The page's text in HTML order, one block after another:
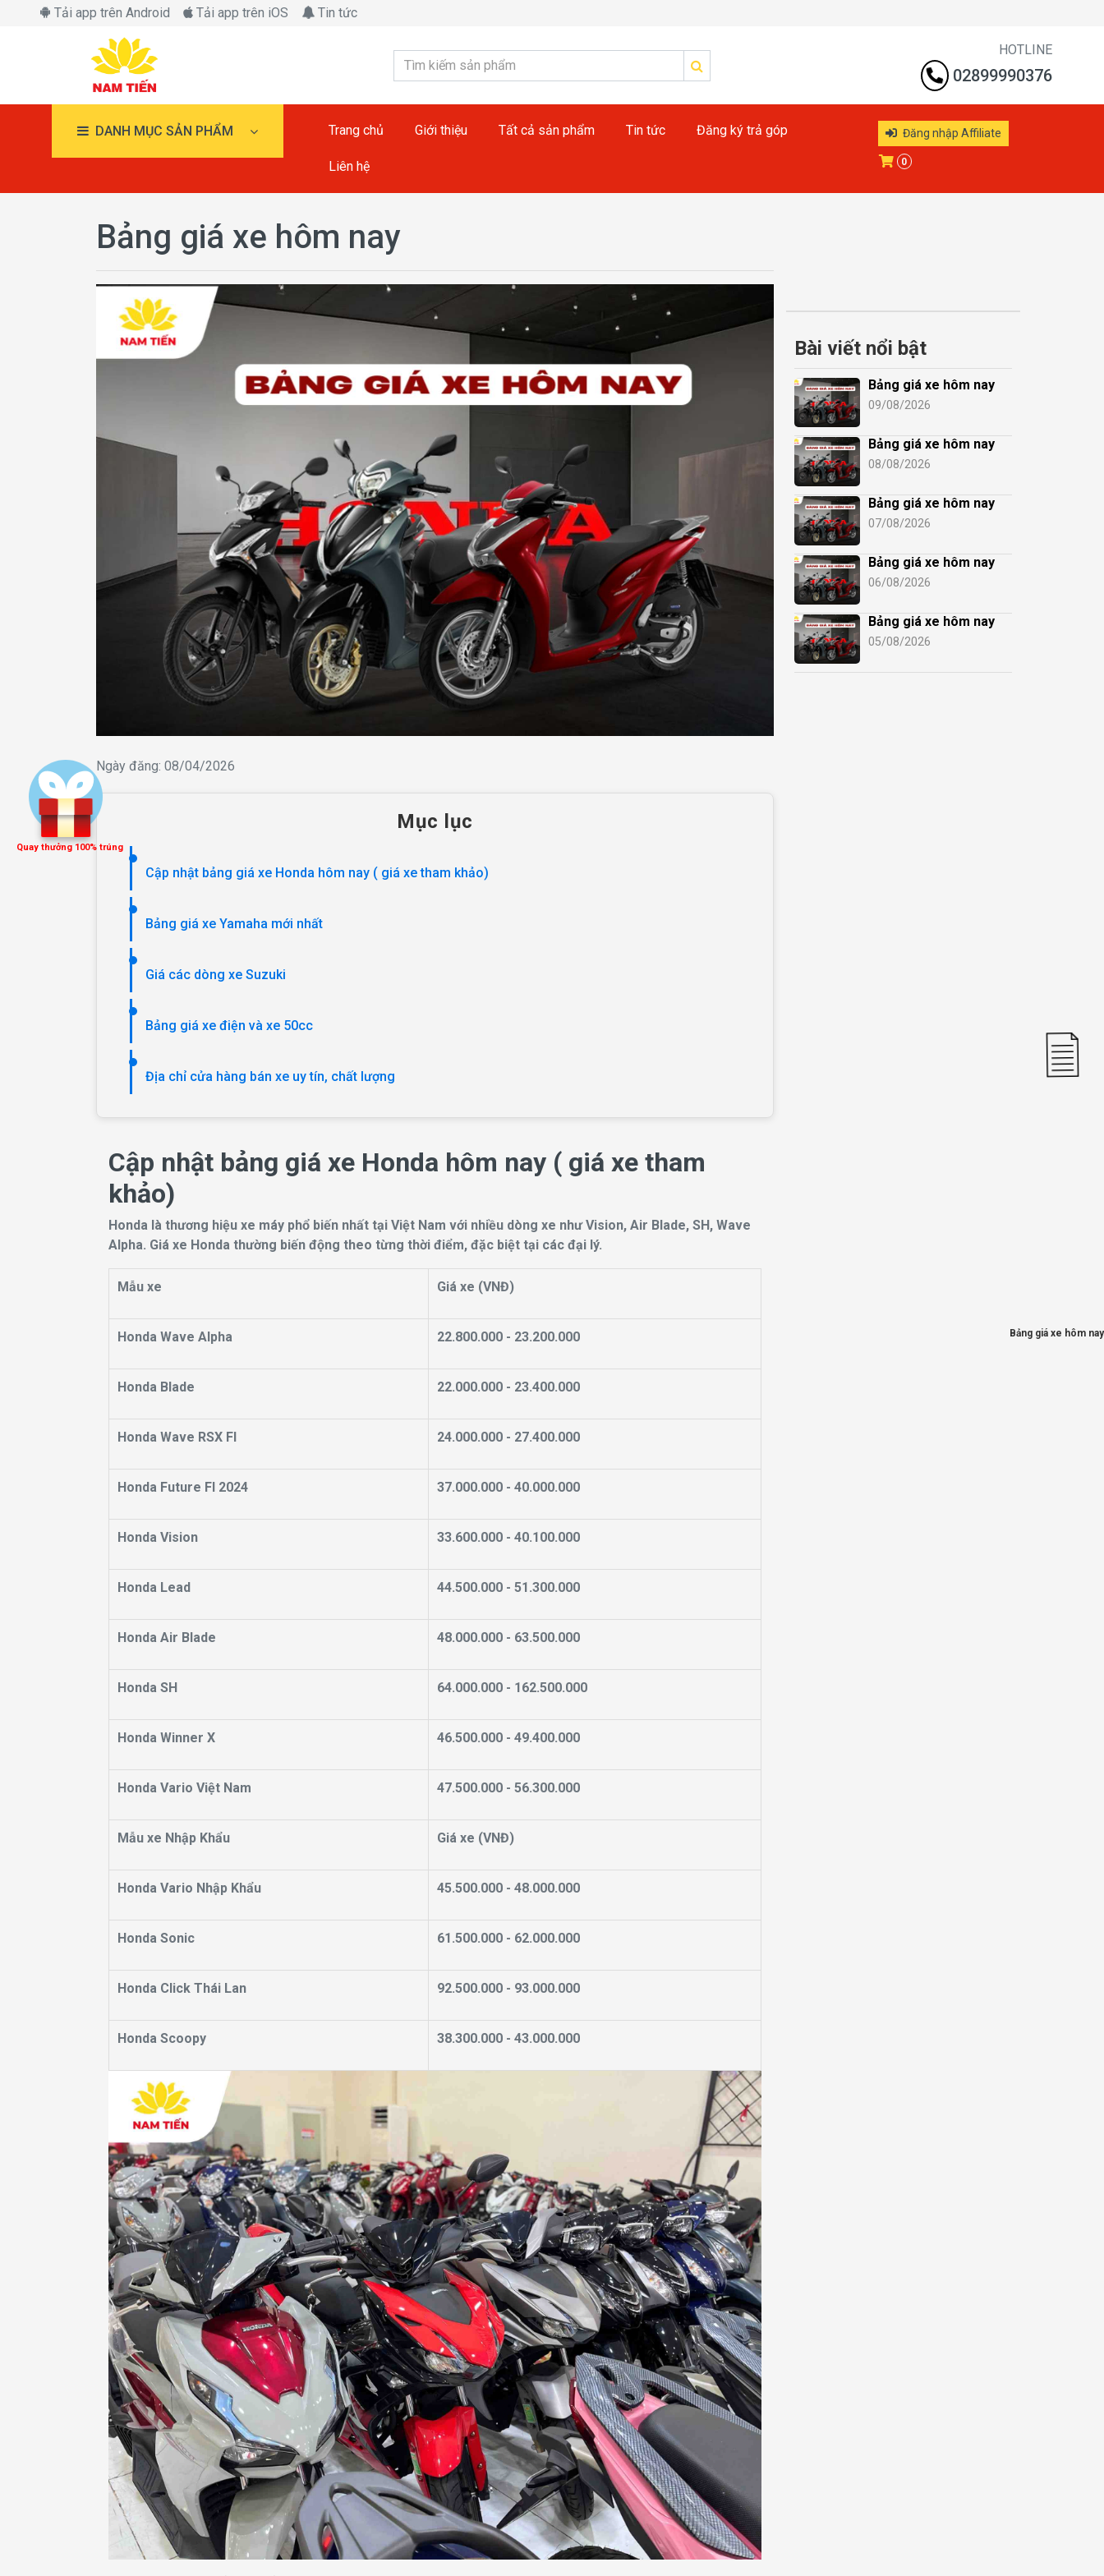
Tải app trên Android Tải app trên iOS Tin tức
HOTLINE
02899990376
DANH MỤC SẢN PHẨM Trang chủ Giới thiệu Tất cả sản phẩm Tin tức Đăng ký trả góp
Liên hệ
Đăng nhập Affiliate
0
Bảng giá xe hôm nay
Ngày đăng: 08/04/2026
Mục lục
Cập nhật bảng giá xe Honda hôm nay ( giá xe tham khảo)
Bảng giá xe Yamaha mới nhất
Giá các dòng xe Suzuki
Bảng giá xe điện và xe 50cc
Địa chỉ cửa hàng bán xe uy tín, chất lượng
Cập nhật bảng giá xe Honda hôm nay ( giá xe tham
khảo)
Honda là thương hiệu xe máy phổ biến nhất tại Việt Nam với nhiều dòng xe như Vision, Air Blade, SH, Wave
Alpha. Giá xe Honda thường biến động theo từng thời điểm, đặc biệt tại các đại lý.
Mẫu xe Giá xe (VNĐ)
Honda Wave Alpha 22.800.000 - 23.200.000
Honda Blade 22.000.000 - 23.400.000
Honda Wave RSX FI 24.000.000 - 27.400.000
Honda Future FI 2024 37.000.000 - 40.000.000
Honda Vision 33.600.000 - 40.100.000
Honda Lead 44.500.000 - 51.300.000
Honda Air Blade 48.000.000 - 63.500.000
Honda SH 64.000.000 - 162.500.000
Honda Winner X 46.500.000 - 49.400.000
Honda Vario Việt Nam 47.500.000 - 56.300.000
Mẫu xe Nhập Khẩu Giá xe (VNĐ)
Honda Vario Nhập Khẩu 45.500.000 - 48.000.000
Honda Sonic 61.500.000 - 62.000.000
Honda Click Thái Lan 92.500.000 - 93.000.000
Honda Scoopy 38.300.000 - 43.000.000
Bài viết nổi bật
Bảng giá xe hôm nay
09/08/2026
Bảng giá xe hôm nay
08/08/2026
Bảng giá xe hôm nay
07/08/2026
Bảng giá xe hôm nay
06/08/2026
Bảng giá xe hôm nay
05/08/2026
Quay thưởng 100% trúng
Bảng giá xe hôm nay